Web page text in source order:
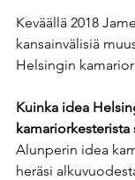
Keväällä 2018
kansainvälisiä
Helsingin
Kuinka idea
kamariorkesterista
Alunperin idea
heräsi